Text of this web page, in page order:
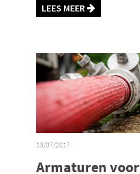
LEES MEER
13/07/2017
Armaturen voor